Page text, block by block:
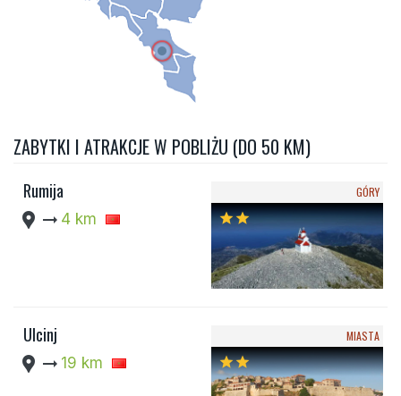
ZABYTKI I ATRAKCJE W POBLIŻU (DO 50 KM)
Rumija
location_pin arrow_right_alt 4 km
GÓRY
starstar
Ulcinj
location_pin arrow_right_alt 19 km
MIASTA
starstar